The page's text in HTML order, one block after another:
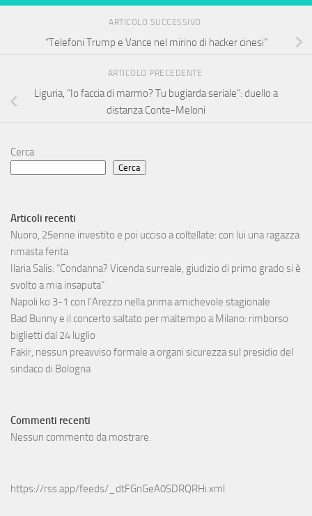
ARTICOLO SUCCESSIVO
“Telefoni Trump e Vance nel mirino di hacker cinesi”
ARTICOLO PRECEDENTE
Liguria, “Io faccia di marmo? Tu bugiarda seriale”: duello a
distanza Conte-Meloni
Cerca
Cerca
Articoli recenti
Nuoro, 25enne investito e poi ucciso a coltellate: con lui una ragazza
rimasta ferita
Ilaria Salis: “Condanna? Vicenda surreale, giudizio di primo grado si è
svolto a mia insaputa”
Napoli ko 3-1 con l’Arezzo nella prima amichevole stagionale
Bad Bunny e il concerto saltato per maltempo a Milano: rimborso
biglietti dal 24 luglio
Fakir, nessun preavviso formale a organi sicurezza sul presidio del
sindaco di Bologna
Commenti recenti
Nessun commento da mostrare.
https://rss.app/feeds/_dtFGnGeA0SDRQRHi.xml